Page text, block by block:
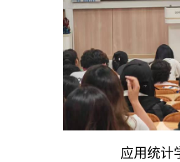
应用统计